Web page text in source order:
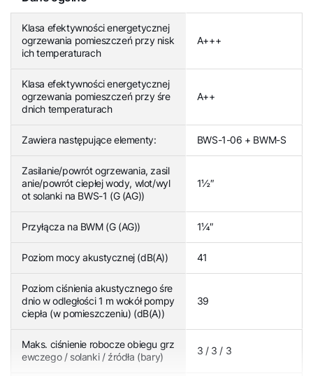
Klasa efektywności energetycznej
ogrzewania pomieszczeń przy nisk
ich temperaturach
A+++
Klasa efektywności energetycznej
ogrzewania pomieszczeń przy śre
dnich temperaturach
A++
Zawiera następujące elementy: BWS-1-06 + BWM-S
Zasilanie/powrót ogrzewania, zasil
anie/powrót ciepłej wody, wlot/wyl
ot solanki na BWS-1 (G (AG))
1½″
Przyłącza na BWM (G (AG)) 1¼″
Poziom mocy akustycznej (dB(A)) 41
Poziom ciśnienia akustycznego śre
dnio w odległości 1 m wokół pompy
ciepła (w pomieszczeniu) (dB(A))
39
Maks. ciśnienie robocze obiegu grz
ewczego / solanki / źródła (bary)
3 / 3 / 3